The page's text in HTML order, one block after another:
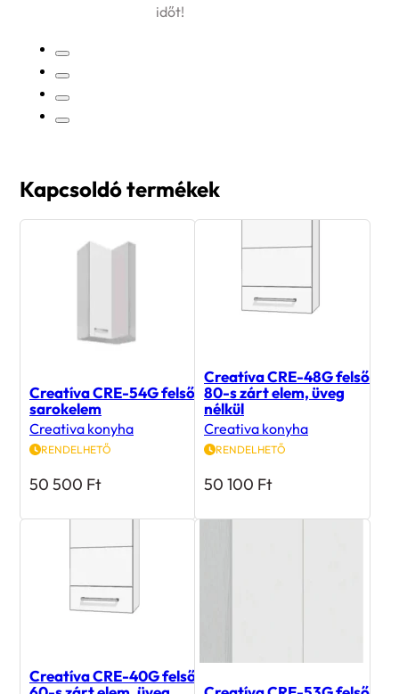
időt!
Kapcsoldó termékek
Creatíva CRE-54G felső
sarokelem
Creativa konyha
RENDELHETŐ
50 500 Ft
Creatíva CRE-48G felső
80-s zárt elem, üveg
nélkül
Creativa konyha
RENDELHETŐ
50 100 Ft
Creatíva CRE-40G felső